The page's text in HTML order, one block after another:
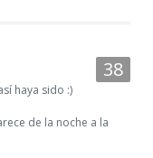
haya sido :)
de la noche a la